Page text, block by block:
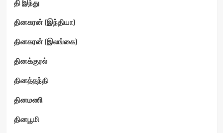
தி இந்து
தினகரன் (இந்தியா)
தினகரன் (இலங்கை)
தினக்குரல்
தினத்தந்தி
தினமணி
தினபூமி